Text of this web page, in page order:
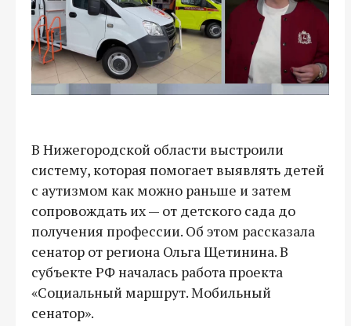
В Нижегородской области выстроили
систему, которая помогает выявлять детей
с аутизмом как можно раньше и затем
сопровождать их — от детского сада до
получения профессии. Об этом рассказала
сенатор от региона Ольга Щетинина. В
субъекте РФ началась работа проекта
«Социальный маршрут. Мобильный
сенатор».